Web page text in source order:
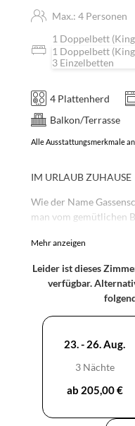
Max.: 4 Personen
1 Doppelbett
1 Doppelbett
3 Einzelbetten
4 Plattenherd
Balkon/Terrasse
Alle Ausstattungsmerkmale
IM URLAUB ZUHAUSE
Wie der Name
man vom gemütlichen
wurde früher einfach
schöne Lage auch sehr
Hauses beeinflusst hat.
Das gemütliche
können wir für dich
umwandeln. Unter
Doppelbett verwendet
Mehr anzeigen
Leider ist dieses
verfügbar.
23. - 26. Aug.
3 Nächte
ab 205,00 €